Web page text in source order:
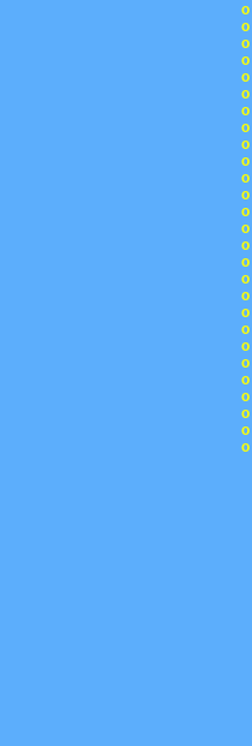
o
o
o
o
o
o
o
o
o
o
o
o
o
o
o
o
o
o
o
o
o
o
o
o
o
o
o